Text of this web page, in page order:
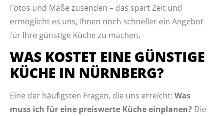
Fotos und Maße zusenden – das spart Zeit und
ermöglicht es uns, Ihnen noch schneller ein Angebot
für Ihre günstige Küche zu machen.
WAS KOSTET EINE GÜNSTIGE
KÜCHE IN NÜRNBERG?
Eine der häufigsten Fragen, die uns erreicht: Was
muss ich für eine preiswerte Küche einplanen? Die